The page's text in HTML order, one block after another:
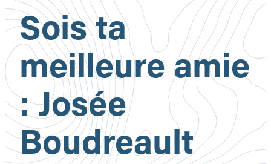
Sois ta
meilleure amie
: Josée
Boudreault